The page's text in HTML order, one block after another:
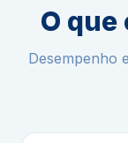
O que
Desempenho